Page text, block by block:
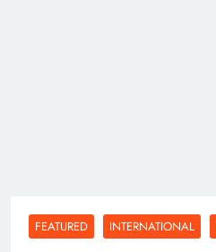
FEATURED INTERNATIONAL